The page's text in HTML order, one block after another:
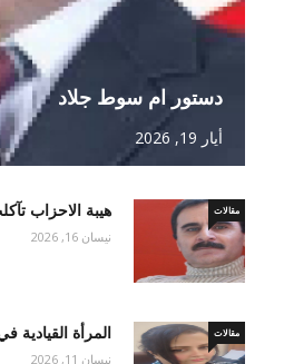
دستور ام سوط جلاد
أيار 19, 2026
هيبة الاحزاب مقالات
نيسان 16, 2026
المرأة مقالات
نيسان 11, 2026